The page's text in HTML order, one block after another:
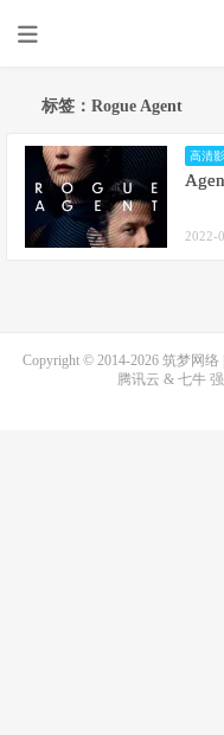
标签：Rogue Agent
高清
2022-
Copyright © 2014-2026 筑梦网络
腾讯云 & 七牛强